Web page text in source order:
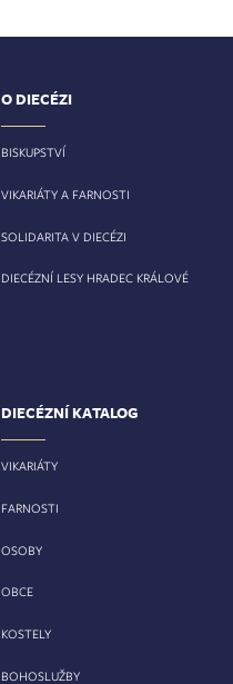
O DIECÉZI
BISKUPSTVÍ
VIKARIÁTY A FARNOSTI
SOLIDARITA V DIECÉZI
DIECÉZNÍ LESY HRADEC KRÁLOVÉ
DIECÉZNÍ KATALOG
VIKARIÁTY
FARNOSTI
OSOBY
OBCE
KOSTELY
BOHOSLUŽBY